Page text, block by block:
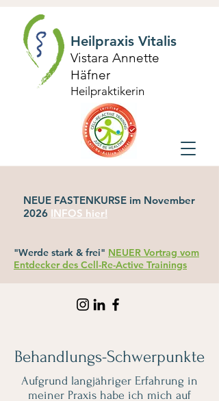
Heilpraxis Vitalis
Vistara Annette
Häfner
Heilpraktikerin
NEUE FASTENKURSE im November
2026 INFOS hier!
"Werde stark & frei" NEUER Vortrag vom
Entdecker des Cell-Re-Active Trainings
Behandlungs-Schwerpunkte
Aufgrund langjähriger Erfahrung in
meiner Praxis habe ich mich auf